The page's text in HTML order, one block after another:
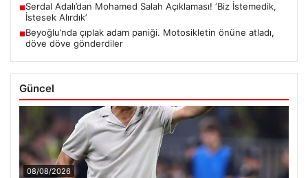
■Serdal Adalı’dan Mohamed Salah Açıklaması! ‘Biz İstemedik,
İstesek Alırdık’
■Beyoğlu’nda çıplak adam paniği. Motosikletin önüne atladı,
döve döve gönderdiler
Güncel
08/08/2026